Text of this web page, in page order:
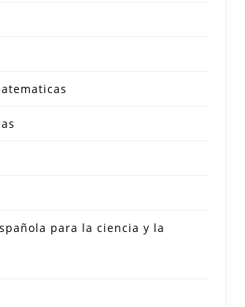
para la ciencia y la